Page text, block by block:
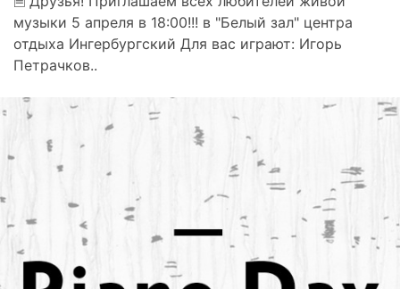
музыки 5 апреля в 18:00!!! в "Белый зал" центра
отдыха Ингербургский Для вас играют: Игорь
Петрачков..